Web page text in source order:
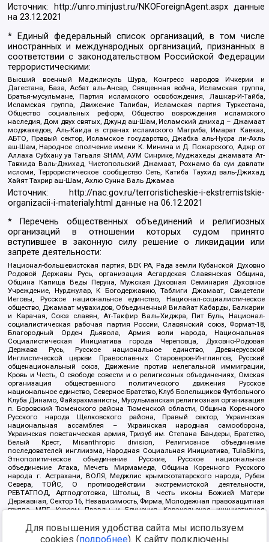
Источник: http://unro.minjust.ru/NKOForeignAgent.aspxданные
на23.12.2021
* Единый федеральный список организаций, в том числе
иностранных и международных организаций, признанных в
соответствии с законодательством Российской Федерации
террористическими:
Высший военный Маджлисуль Шура, Конгресс народов Ичкерии и
Дагестана, База, Асбат аль-Ансар, Священная война, Исламская группа,
Братья-мусульмане, Партия исламского освобождения, Лашкар-И-Тайба,
Исламская группа, Движение Талибан, Исламская партия Туркестана,
Общество социальных реформ, Общество возрождения исламского
наследия, Дом двух святых, Джунд аш-Шам, Исламский джихад – Джамаат
моджахедов, Аль-Каида в странах исламского Магриба, Имарат Кавказ,
АБТО, Правый сектор, Исламское государство, Джабха аль-Нусра ли-Ахль
аш-Шам, Народное ополчение имени К. Минина и Д. Пожарского, Аджр от
Аллаха Субхану уа Тагьаля SHAM, АУМ Синрике, Муджахеды джамаата Ат-
Тавхида Валь-Джихад, Чистопольский Джамаат, Рохнамо ба суи давлати
исломи, Террористическое сообщество Сеть, Катиба Таухид валь-Джихад,
Хайят Тахрир аш-Шам, Ахлю Сунна Валь Джамаа
Источник:
http://nac.gov.ru/terroristicheskie-i-ekstremistskie-
organizacii-i-materialy.html данные на06.12.2021
* Перечень общественных объединений и религиозных
организаций в отношении которых судом принято
вступившее в законную силу решение о ликвидации или
запрете деятельности:
Национал-большевистская партия, ВЕК РА, Рада земли Кубанской Духовно
Родовой Державы Русь, организация Асгардская Славянская Община,
Община Капища Веды Перуна, Мужская Духовная Семинария Духовное
Учреждение, Нурджулар, К Богодержавию, Таблиги Джамаат, Свидетели
Иеговы, Русское национальное единство, Национал-социалистическое
общество, Джамаат мувахидов, Объединенный Вилайат Кабарды, Балкарии
и Карачая, Союз славян, Ат-Такфир Валь-Хиджра, Пит Буль, Национал-
социалистическая рабочая партия России, Славянский союз, Формат-18,
Благородный Орден Дьявола, Армия воли народа, Национальная
Социалистическая Инициатива города Череповца, Духовно-Родовая
Держава Русь, Русское национальное единство, Древнерусской
Инглистической церкви Православных Староверов-Инглингов, Русский
общенациональный союз, Движение против нелегальной иммиграции,
Кровь и Честь, О свободе совести и о религиозных объединениях, Омская
организация общественного политического движения Русское
национальное единство, Северное Братство, Клуб Болельщиков Футбольного
Клуба Динамо, Файзрахманисты, Мусульманская религиозная организация
п. Боровский Тюменского района Тюменской области, Община Коренного
Русского народа Щелковского района, Правый сектор, Украинская
национальная ассамблея – Украинская народная самооборона,
Украинская повстанческая армия, Тризуб им. Степана Бандеры, Братство,
Белый Крест, Misanthropic division, Религиозное объединение
последователей инглиизма, Народная Социальная Инициатива, TulaSkins,
Этнополитическое объединение Русские, Русское национальное
объединение Атака, Мечеть Мирмамеда, Община Коренного Русского
народа г. Астрахани, ВОЛЯ, Меджлис крымскотатарского народа, Рубеж
Севера, ТОЙС, О противодействии экстремистской деятельности,
РЕВТАТПОД, Артподготовка, Штольц, В честь иконы Божией Матери
Державная, Сектор 16, Независимость, Фирма, Молодежная правозащитная
группа МПГ, Курсом Правды и Единения, Каракольская инициативная
Благотворительный пансионат Ак Умут, Русская республика Русь,
Арестантское уголовное единство, Башкорт, Нация и свобода, W.H.С., Фалунь
Для повышения удобства сайта мы используем
cookies (подробнее). К сайту подключены